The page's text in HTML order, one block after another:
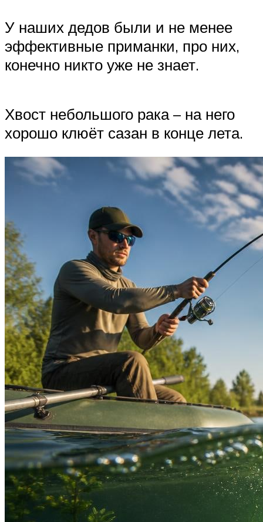
У наших дедов были и не менее
эффективные приманки, про них,
конечно никто уже не знает.
Хвост небольшого рака – на него
хорошо клюёт сазан в конце лета.